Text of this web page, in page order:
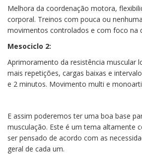
Melhora da coordenação motora,
corporal. Treinos com pouca ou
movimentos controlados e com foco na
Mesociclo 2:
Aprimoramento da resistência muscular
mais repetições, cargas baixas e
e 2 minutos. Movimento multi e
E assim poderemos ter uma boa base
musculação. Este é um tema altamente
ser pensado de acordo com as
geral de cada um.